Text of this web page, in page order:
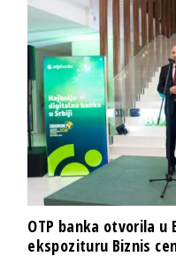
OTP banka otvorila u
ekspozituru Biznis